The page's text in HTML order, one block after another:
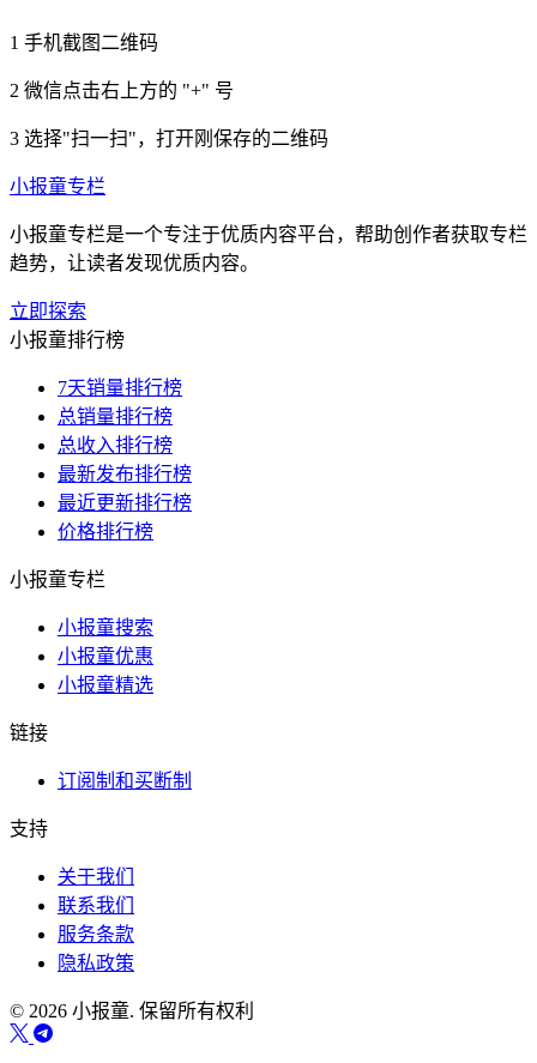
1 手机截图二维码
2 微信点击右上方的 "+" 号
3 选择"扫一扫"，打开刚保存的二维码
小报童专栏
小报童专栏是一个专注于优质内容平台，帮助创作者获取专栏
趋势，让读者发现优质内容。
立即探索
小报童排行榜
7天销量排行榜
总销量排行榜
总收入排行榜
最新发布排行榜
最近更新排行榜
价格排行榜
小报童专栏
小报童搜索
小报童优惠
小报童精选
链接
订阅制和买断制
支持
关于我们
联系我们
服务条款
隐私政策
© 2026 小报童. 保留所有权利